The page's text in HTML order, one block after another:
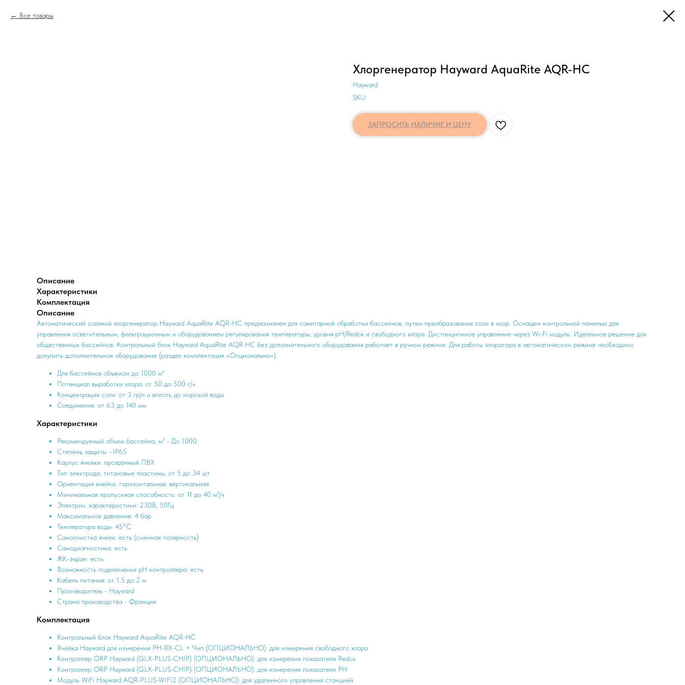
Все товары
Хлоргенератор Hayward AquaRite AQR-HC
Hayward
SKU:
ЗАПРОСИТЬ НАЛИЧИЕ И ЦЕНУ
Описание
Характеристики
Комплектация
Описание
Автоматический соляной хлоргенератор Hayward AquaRite AQR-HC предназначен для санитарной обработки бассейнов, путем преобразования соли в хлор. Оснащен контрольной панелью для
управления осветительным, фильтрационным и оборудованием регулирования температуры, уровня рН/Redox и свободного хлора. Дистанционное управление через Wi-Fi модуль. Идеальное решение для
общественных бассейнов. Контрольный блок Hayward AquaRite AQR-HC без дополнительного оборудования работает в ручном режиме. Для работы хлоратора в автоматическом режиме необходимо
докупить дополнительное оборудование (раздел комплектация «Опционально»).
Для бассейнов объёмом до 1000 м³
Потенциал выработки хлора: от 50 до 500 г/ч
Концентрация соли: от 3 гр/л и вплоть до морской воды
Соединение: от 63 до 140 мм
Характеристики
Рекомендуемый объем бассейна, м³ - До 1000
Степень защиты –IP65
Корпус ячейки: прозрачный ПВХ
Тип электрода: титановые пластины, от 5 до 34 шт
Ориентация ячейки: горизонтальная, вертикальная
Минимальная пропускная способность: от 11 до 40 м³/ч
Электрич. характеристики: 230В, 50Гц
Максимальное давление: 4 бар
Температура воды: 45°C
Самоочистка ячеек: есть (сменная полярность)
Самодиагностика: есть
ЖК-экран: есть
Возможность подключения pH контроллера: есть
Кабель питания: от 1.5 до 2 м
Производитель - Hayward
Страна производства - Франция
Комплектация
Контрольный блок Hayward AquaRite AQR-HC
Ячейка Hayward для измерения PH-RX-CL + Чип (ОПЦИОНАЛЬНО): для измерения свободного хлора
Контроллер ORP Hayward (GLX-PLUS-CHIP) (ОПЦИОНАЛЬНО): для измерения показателя Redox
Контроллер ORP Hayward (GLX-PLUS-CHIP) (ОПЦИОНАЛЬНО): для измерения показателя PH
Модуль WiFi Hayward AQR-PLUS-WIFI2 (ОПЦИОНАЛЬНО): для удаленного управления станцией